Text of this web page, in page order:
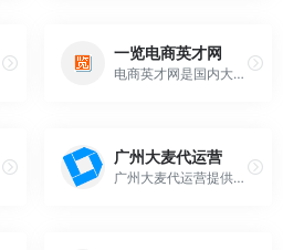
一览电商英才网
电商英才网是国内大型的电子商务人才招聘网站,为电商求职者提供电商招聘,淘宝客服招聘,电子商务人才招聘,电子商务公司招聘,电子商务招聘信息,提供电商人才,b2b,b2c,网站推广,seo优化,电子商务专员,电商人才招聘，电子商务专员招聘，淘宝商城招聘等，是最佳电子商务求职招聘网站.
广州大麦代运营
广州大麦代运营提供以电商代运营和天猫代运营为核心的全链路一站式商业解决方案，含电商运营、电商推广、数据服务、电商直播、内容营销、客服服务六大服务，拥有300多名资深电商运营及优秀数据分析、AI技术应用专家团队。提供淘宝代运营,天猫代运营,天猫入驻,淘宝运营,天猫运营,京东代运营,天猫国际运营的电商代...